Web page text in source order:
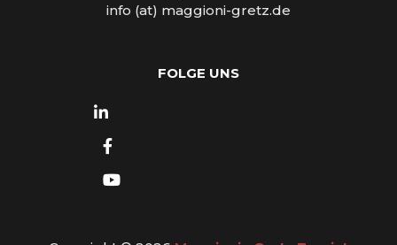
info (at) maggioni-gretz.de
FOLGE UNS